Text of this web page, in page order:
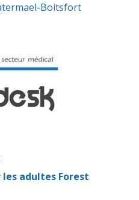
Boitsfort
adultes Forest